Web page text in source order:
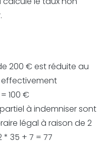
200 € est réduite au
100 €
à indemniser sont
légal à raison de 2
35 + 7 = 77